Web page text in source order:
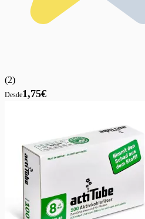
(2)
Desde1,75€